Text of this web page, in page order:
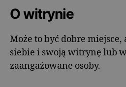
O witrynie
Może to być dobre
siebie i swoją witrynę lub
zaangażowane osoby.